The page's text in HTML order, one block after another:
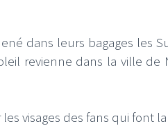
dans leurs bagages les
revienne dans la ville de
visages des fans qui font la